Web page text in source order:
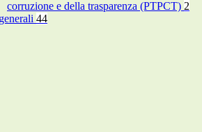
corruzione e della trasparenza (PTPCT) 2
44